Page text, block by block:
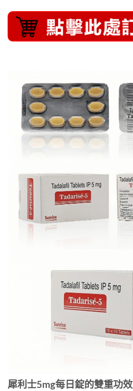
犀利士5mg每日錠的雙重功效